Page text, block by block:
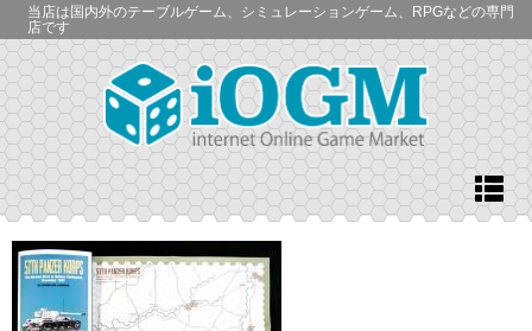
当店は国内外のテーブルゲーム、シミュレーションゲーム、RPGなどの専門
店です